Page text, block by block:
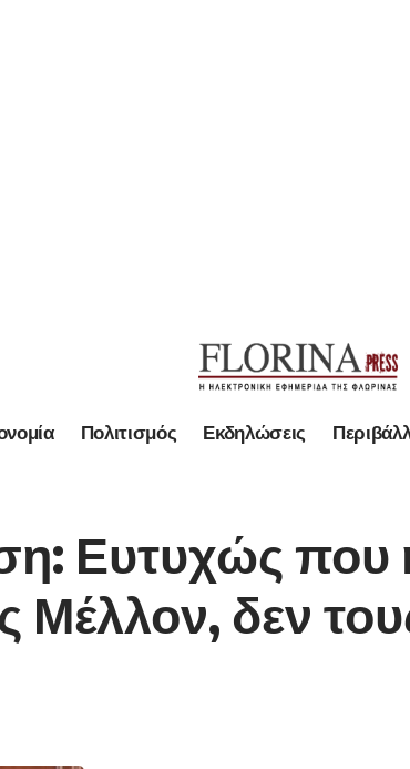
Πολιτισμός Εκδηλώσεις
Ευτυχώς που
Μέλλον, δεν